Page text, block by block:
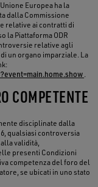
Europea ha la
dalla Commissione
relative ai contratti di
la Piattaforma ODR
relative agli
un organo imparziale. La
.
COMPETENTE
disciplinate dalla
qualsiasi controversia
validità,
presenti Condizioni
competenza del foro del
se ubicati in uno stato